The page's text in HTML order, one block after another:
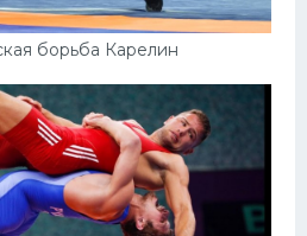
борьба Карелин